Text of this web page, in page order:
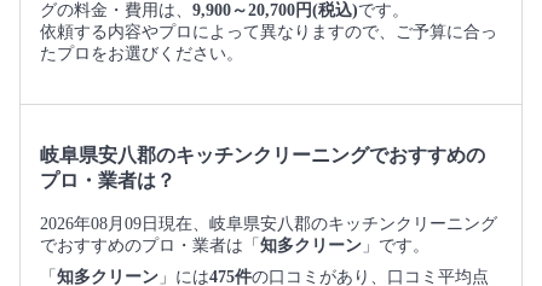
グの料金・費用は、 9,900～20,700円(税込)です。
依頼する内容やプロによって異なりますので、ご予算に合っ
たプロをお選びください。
岐阜県安八郡のキッチンクリーニングでおすすめの
プロ・業者は？
2026年08月09日現在、岐阜県安八郡のキッチンクリーニング
でおすすめのプロ・業者は「 知多クリーン 」です。
「 知多クリーン 」には475件の口コミがあり、口コミ平均点